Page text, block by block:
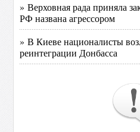
» Верховная рада приняла
РФ названа агрессором
» В Киеве националисты
реинтеграции Донбасса